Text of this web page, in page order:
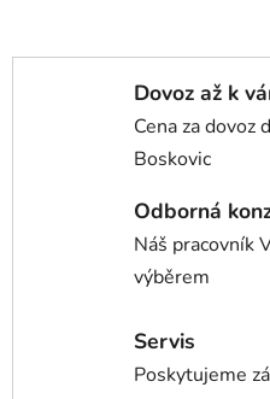
Dovoz až k
Cena za dovoz
Boskovic
Odborná
Náš pracovník
výběrem
Servis
Poskytujeme